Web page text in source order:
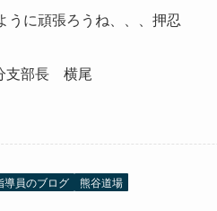
うに頑張ろうね、、、押忍
支部長 横尾
導員のブログ 熊谷道場